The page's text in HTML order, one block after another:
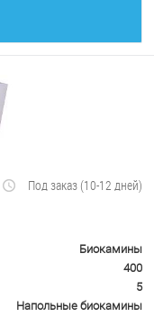
Под заказ (10-12 дней)
Биокамины
400
5
Напольные биокамины